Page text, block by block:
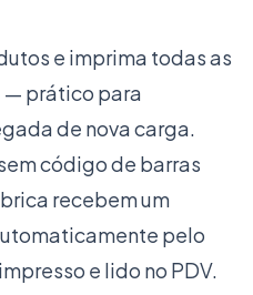
e imprima todas as
— prático para
de nova carga.
código de barras
recebem um
pelo
e lido no PDV.